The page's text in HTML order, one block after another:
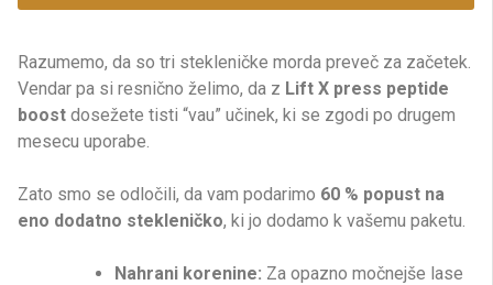
Razumemo, da so tri stekleničke morda preveč za začetek.
Vendar pa si resnično želimo, da z Lift X press peptide
boost dosežete tisti “vau” učinek, ki se zgodi po drugem
mesecu uporabe.
Zato smo se odločili, da vam podarimo 60 % popust na
eno dodatno stekleničko, ki jo dodamo k vašemu paketu.
Nahrani korenine: Za opazno močnejše lase